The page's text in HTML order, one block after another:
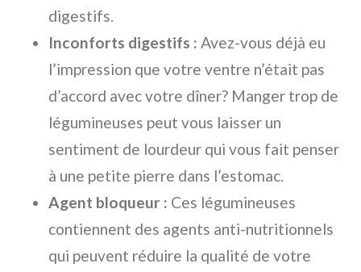
digestifs.
Inconforts digestifs : Avez-vous déjà eu
l’impression que votre ventre n’était pas
d’accord avec votre dîner? Manger trop de
légumineuses peut vous laisser un
sentiment de lourdeur qui vous fait penser
à une petite pierre dans l’estomac.
Agent bloqueur : Ces légumineuses
contiennent des agents anti-nutritionnels
qui peuvent réduire la qualité de votre